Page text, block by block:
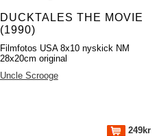
DUCKTALES THE MOVIE
(1990)
Filmfotos USA 8x10 nyskick NM
28x20cm original
Uncle Scrooge
249kr